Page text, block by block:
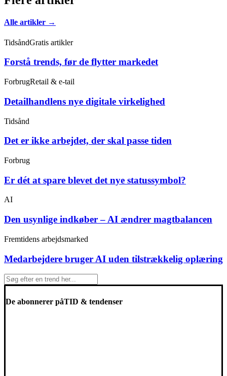
Alle artikler →
TidsåndGratis artikler
Forstå trends, før de flytter markedet
ForbrugRetail & e-tail
Detailhandlens nye digitale virkelighed
Tidsånd
Det er ikke arbejdet, der skal passe tiden
Forbrug
Er dét at spare blevet det nye statussymbol?
AI
Den usynlige indkøber – AI ændrer magtbalancen
Fremtidens arbejdsmarked
Medarbejdere bruger AI uden tilstrækkelig oplæring
De abonnerer påTID & tendenser